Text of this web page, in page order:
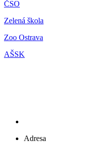
ČSO
Zelená škola
Zoo Ostrava
AŠSK
Adresa